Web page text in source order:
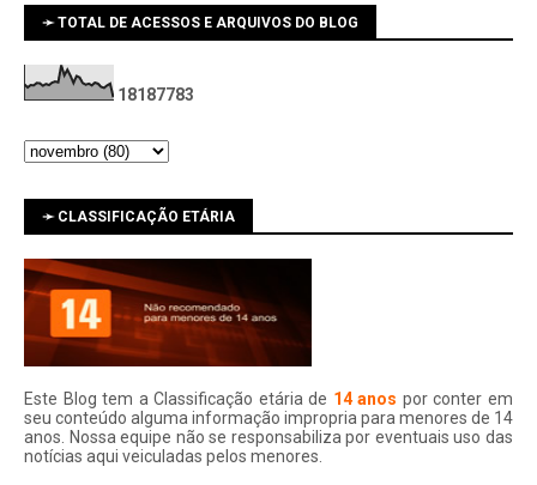
➛ TOTAL DE ACESSOS E ARQUIVOS DO BLOG
1 81 87783
➛ CLASSIFICAÇÃO ETÁRIA
Este Blog tem a Classificação etária de 14 anos por conter em
seu conteúdo alguma informação impropria para menores de 14
anos. Nossa equipe não se responsabiliza por eventuais uso das
notí­cias aqui veiculadas pelos menores.